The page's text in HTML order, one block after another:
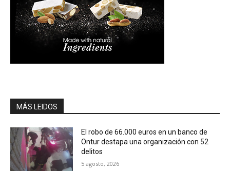
MÁS LEIDOS
El robo de 66.000 euros en un banco de
Ontur destapa una organización con 52
delitos
5 agosto, 2026